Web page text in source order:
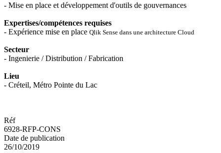
- Mise en place et développement d'outils de gouvernances
Expertises/compétences requises
- Expérience mise en place Qlik Sense dans une architecture Cloud
Secteur
- Ingenierie / Distribution / Fabrication
Lieu
- Créteil, Métro Pointe du Lac
Réf
6928-RFP-CONS
Date de publication
26/10/2019